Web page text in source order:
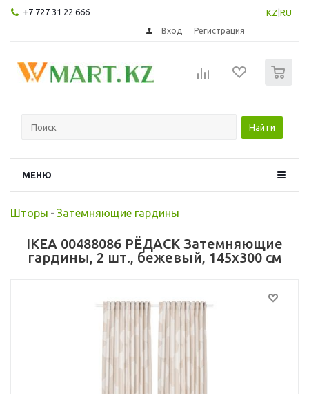
+7 727 31 22 666 KZ RU
Вход Регистрация
Найти
МЕНЮ
Шторы - Затемняющие гардины
IKEA 00488086 РЁДАСК Затемняющие
гардины, 2 шт., бежевый, 145x300 см